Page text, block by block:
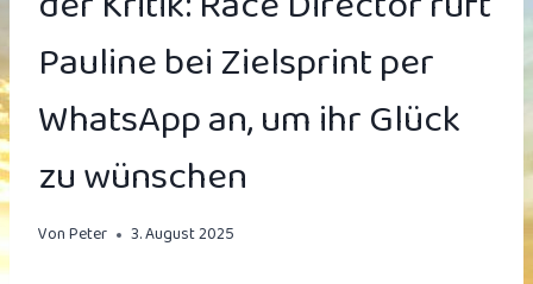
Pauline bei Zielsprint per
WhatsApp an, um ihr Glück
zu wünschen
VonPeter 3. August 2025